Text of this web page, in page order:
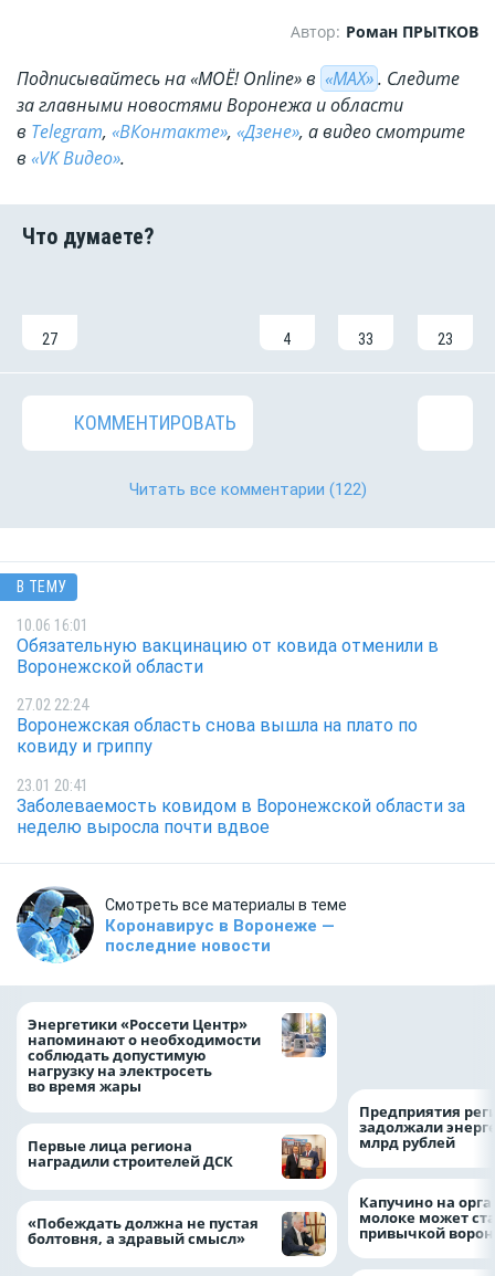
Автор: Роман ПРЫТКОВ
Подписывайтесь на «МОЁ! Online» в «МАХ». Cледите
за главными новостями Воронежа и области
в Telegram, «ВКонтакте», «Дзене», а видео смотрите
в «VK Видео».
27 4 33 23
КОММЕНТИРОВАТЬ
Читать все комментарии (122)
В ТЕМУ
10.06 16:01
Обязательную вакцинацию от ковида отменили в
Воронежской области
27.02 22:24
Воронежская область снова вышла на плато по
ковиду и гриппу
23.01 20:41
Заболеваемость ковидом в Воронежской области за
неделю выросла почти вдвое
Смотреть все материалы в теме
Коронавирус в Воронеже —
последние новости
Энергетики «Россети Центр»
напоминают о необходимости
соблюдать допустимую
нагрузку на электросеть
во время жары
Первые лица региона
наградили строителей ДСК
«Побеждать должна не пустая
болтовня, а здравый смысл»
Предприятия
задолжали
млрд рублей
Капучино на
молоке может
привычкой